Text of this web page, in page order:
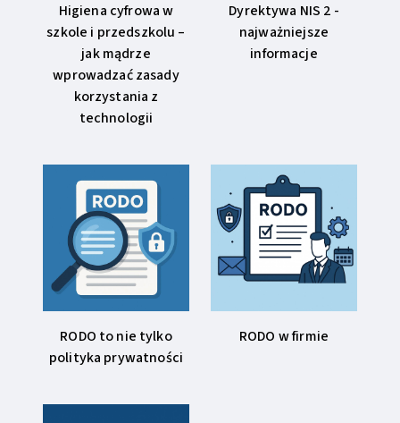
Higiena cyfrowa w
szkole i przedszkolu –
jak mądrze
wprowadzać zasady
korzystania z
technologii
Dyrektywa NIS 2 -
najważniejsze
informacje
RODO to nie tylko
polityka prywatności
RODO w firmie